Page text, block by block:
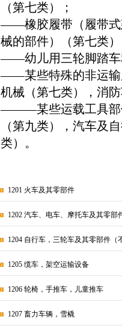
（第七类）；
——橡胶履带（履带式
械的部件）（第七类
——幼儿用三轮脚踏车
——某些特殊的非运输
机械（第七类），消
———某些运载工具部
（第九类），汽车及
类）。
1201 火车及其零部件
1202 汽车、电车、摩托车及其零部
1204 自行车，三轮车及其零部件（
1205 缆车，架空运输设备
1206 轮椅，手推车，儿童推车
1207 畜力车辆，雪橇